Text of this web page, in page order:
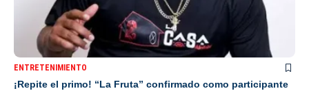
ENTRETENIMIENTO
¡Repite el primo! “La Fruta” confirmado como participante